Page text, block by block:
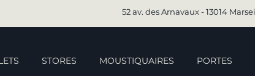
52 av. des Arnavaux - 13014
STORES MOUSTIQUAIRES PORTES